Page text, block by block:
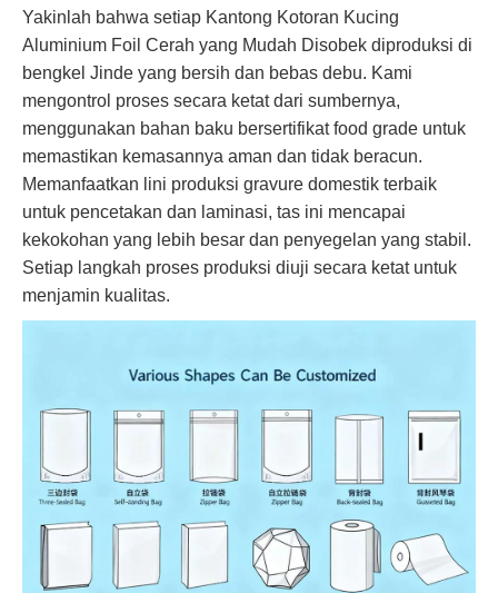
Yakinlah bahwa setiap Kantong Kotoran Kucing
Aluminium Foil Cerah yang Mudah Disobek diproduksi di
bengkel Jinde yang bersih dan bebas debu. Kami
mengontrol proses secara ketat dari sumbernya,
menggunakan bahan baku bersertifikat food grade untuk
memastikan kemasannya aman dan tidak beracun.
Memanfaatkan lini produksi gravure domestik terbaik
untuk pencetakan dan laminasi, tas ini mencapai
kekokohan yang lebih besar dan penyegelan yang stabil.
Setiap langkah proses produksi diuji secara ketat untuk
menjamin kualitas.